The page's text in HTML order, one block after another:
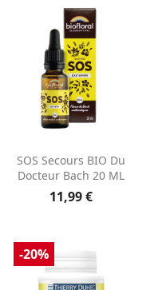
SOS Secours BIO Du
Docteur Bach 20 ML
11,99 €
-20%